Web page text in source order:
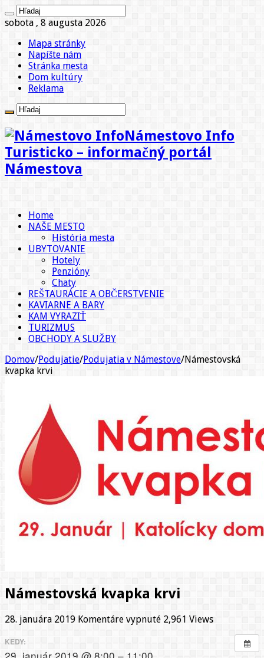
sobota , 8 augusta 2026
Mapa stránky
Napíšte nám
Stránka mesta
Dom kultúry
Reklama
Námestovo Info
Turisticko – informačný portál
Námestova
Home
NAŠE MESTO
História mesta
UBYTOVANIE
Hotely
Penzióny
Chaty
REŠTAURÁCIE A OBČERSTVENIE
KAVIARNE A BARY
KAM VYRAZIŤ
TURIZMUS
OBCHODY A SLUŽBY
Domov/Podujatie/Podujatia v Námestove/Námestovská
kvapka krvi
Námestovská kvapka krvi
28. januára 2019 Komentáre vypnuténa2,961 Views
KEDY: